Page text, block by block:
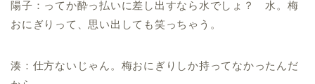
陽子：ってか酔っ払いに差し出すなら水でしょ？ 水。梅
おにぎりって、思い出しても笑っちゃう。
湊：仕方ないじゃん。梅おにぎりしか持ってなかったんだ